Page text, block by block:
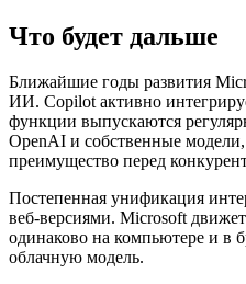
Что будет дальше
Ближайшие годы развития
ИИ. Copilot активно
функции выпускаются
OpenAI и собственные модели,
преимущество перед
Постепенная унификация
веб-версиями. Microsoft
одинаково на компьютере и в
облачную модель.